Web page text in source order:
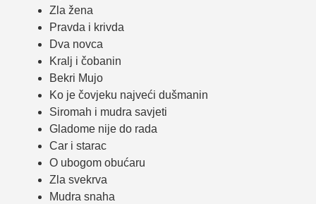
Zla žena
Pravda i krivda
Dva novca
Kralj i čobanin
Bekri Mujo
Ko je čovjeku najveći dušmanin
Siromah i mudra savjeti
Gladome nije do rada
Car i starac
O ubogom obućaru
Zla svekrva
Mudra snaha